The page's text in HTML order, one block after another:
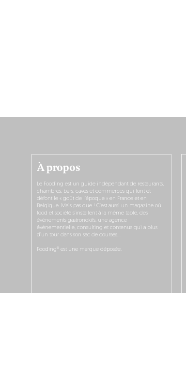
À propos
Le Fooding est un guide indépendant de restaurants,
chambres, bars, caves et commerces qui font et
défont le « goût de l’époque » en France et en
Belgique. Mais pas que ! C’est aussi un magazine où
food et société s’installent à la même table, des
événements gastronokifs, une agence
événementielle, consulting et contenus qui a plus
d’un tour dans son sac de courses…
Fooding® est une marque déposée.